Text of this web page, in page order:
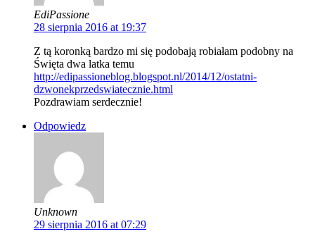
EdiPassione
28 sierpnia 2016 at 19:37
Z tą koronką bardzo mi się podobają robiałam podobny na
Święta dwa latka temu
http://edipassioneblog.blogspot.nl/2014/12/ostatni-
dzwonekprzedswiatecznie.html
Pozdrawiam serdecznie!
Odpowiedz
Unknown
29 sierpnia 2016 at 07:29